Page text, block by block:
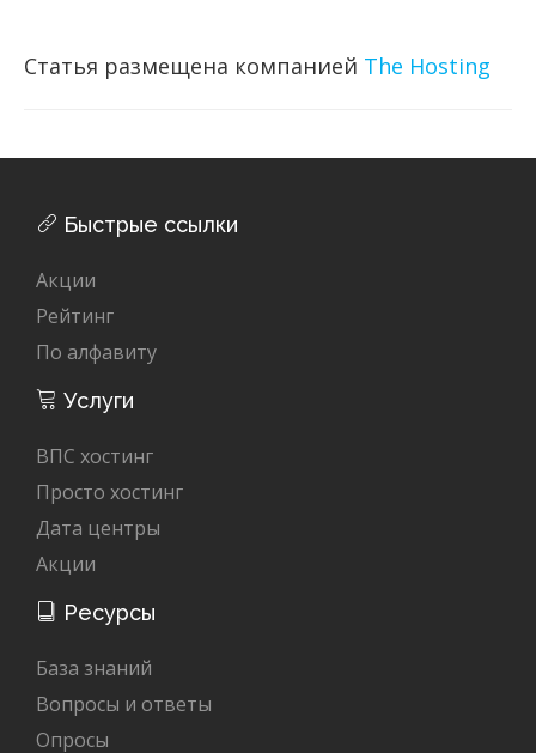
Статья размещена компанией The Hosting
Быстрые ссылки
Акции
Рейтинг
По алфавиту
Услуги
ВПС хостинг
Просто хостинг
Дата центры
Акции
Ресурсы
База знаний
Вопросы и ответы
Опросы